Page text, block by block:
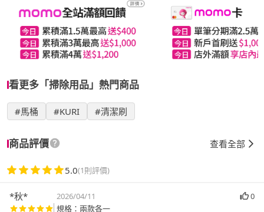
看更多「掃除用品」熱門商品
#馬桶 #KURI #清潔刷
商品評價 查看全部
5.0(1則評價)
*秋* 2026/04/11
0
規格：兩款各一